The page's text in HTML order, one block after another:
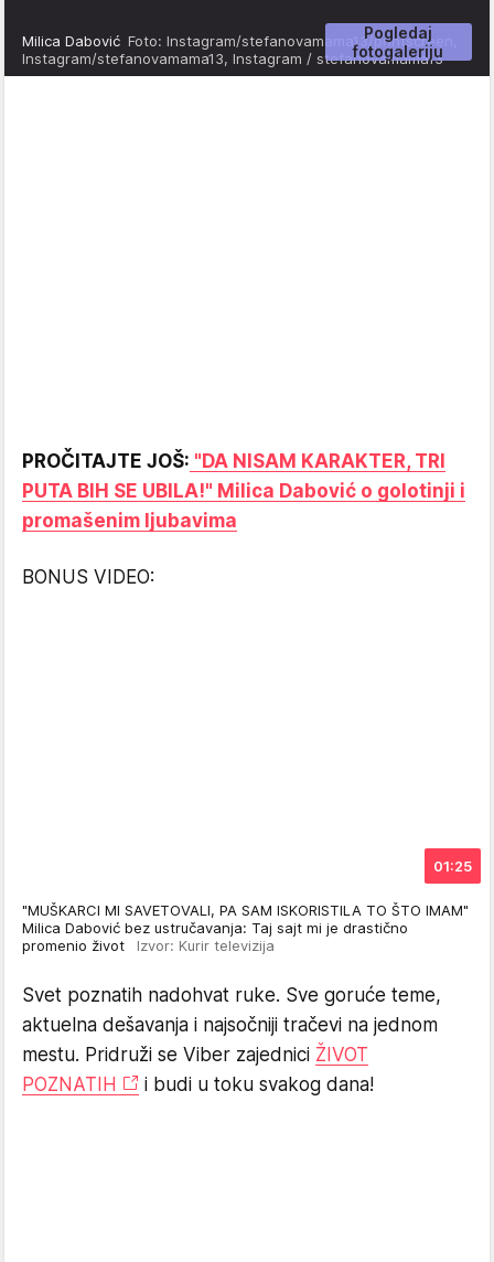
Pogledaj
fotogaleriju
Milica Dabović Foto: Instagram/stefanovamama13/printscreen,
Instagram/stefanovamama13, Instagram / stefanovamama13
PROČITAJTE JOŠ: "DA NISAM KARAKTER, TRI
PUTA BIH SE UBILA!" Milica Dabović o golotinji i
promašenim ljubavima
BONUS VIDEO:
01:25
"MUŠKARCI MI SAVETOVALI, PA SAM ISKORISTILA TO ŠTO IMAM"
Milica Dabović bez ustručavanja: Taj sajt mi je drastično
promenio život Izvor: Kurir televizija
Svet poznatih nadohvat ruke. Sve goruće teme,
aktuelna dešavanja i najsočniji tračevi na jednom
mestu. Pridruži se Viber zajednici ŽIVOT
POZNATIH
i budi u toku svakog dana!